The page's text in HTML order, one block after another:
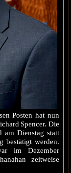
Posten hat nun
Spencer. Die
am Dienstag statt
bestätigt werden.
im Dezember
zeitweise